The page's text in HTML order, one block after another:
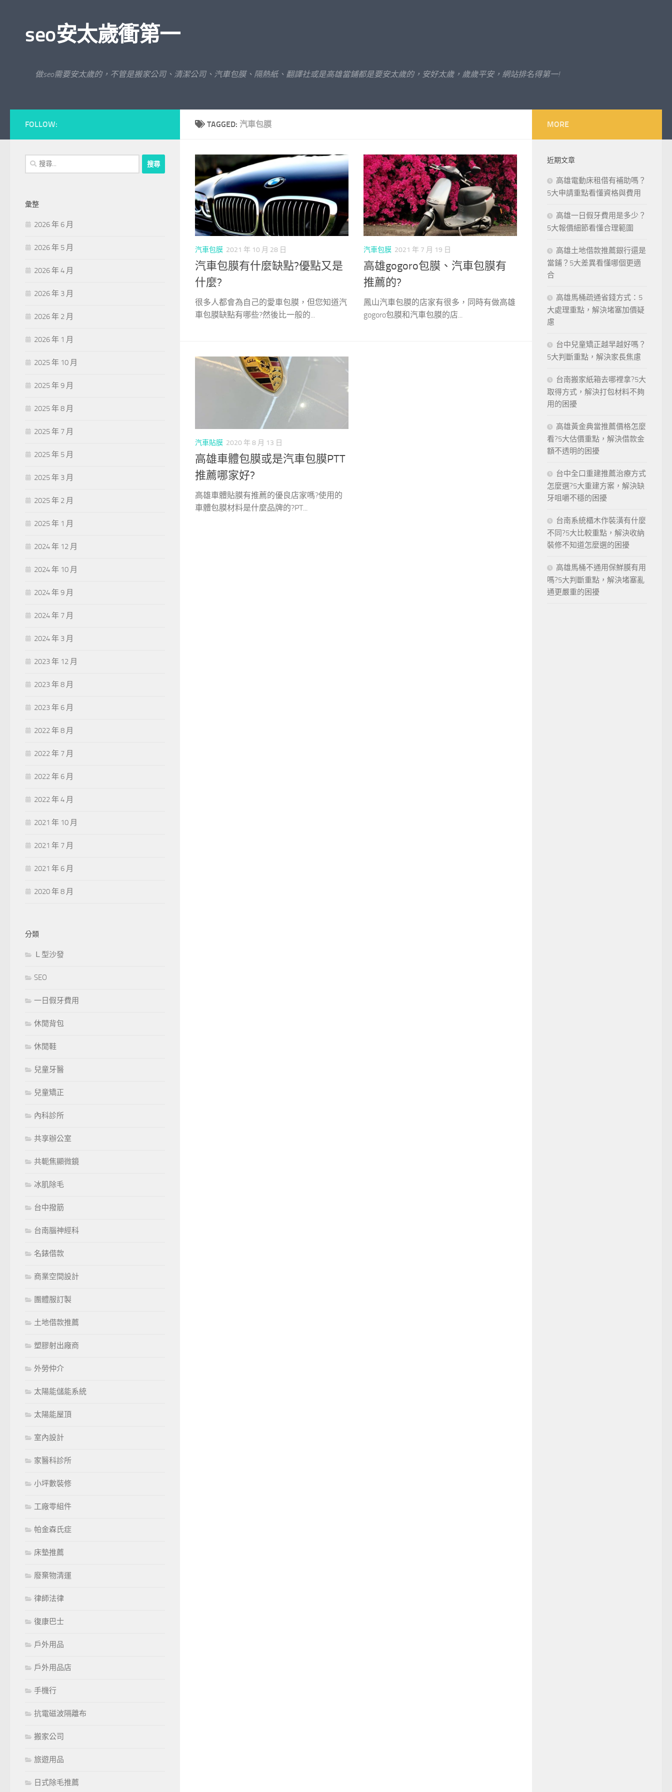
seo安太歲衝第一
做seo需要安太歲的，不管是搬家公司、清潔公司、汽車包膜、隔熱紙、翻譯社或是高雄當鋪都是要安太歲的，安好太歲，歲歲平安，網站排名得第一!
TAGGED: 汽車包膜
汽車包膜 2021 年 10 月 28 日
汽車包膜有什麼缺點?優點又是
什麼?
很多人都會為自己的愛車包膜，但您知道汽
車包膜缺點有哪些?然後比一般的...
汽車包膜 2021 年 7 月 19 日
高雄gogoro包膜、汽車包膜有
推薦的?
鳳山汽車包膜的店家有很多，同時有做高雄
gogoro包膜和汽車包膜的店...
汽車貼膜 2020 年 8 月 13 日
高雄車體包膜或是汽車包膜PTT
推薦哪家好?
高雄車體貼膜有推薦的優良店家嗎?使用的
車體包膜材料是什麼品牌的?PT...
FOLLOW:
搜
尋
字:
彙整
2026 年 6 月
2026 年 5 月
2026 年 4 月
2026 年 3 月
2026 年 2 月
2026 年 1 月
2025 年 10 月
2025 年 9 月
2025 年 8 月
2025 年 7 月
2025 年 5 月
2025 年 3 月
2025 年 2 月
2025 年 1 月
2024 年 12 月
2024 年 10 月
2024 年 9 月
2024 年 7 月
2024 年 3 月
2023 年 12 月
2023 年 8 月
2023 年 6 月
2022 年 8 月
2022 年 7 月
2022 年 6 月
2022 年 4 月
2021 年 10 月
2021 年 7 月
2021 年 6 月
2020 年 8 月
分類
Ｌ型沙發
SEO
一日假牙費用
休閒背包
休閒鞋
兒童牙醫
兒童矯正
內科診所
共享辦公室
共軛焦顯微鏡
冰肌除毛
台中撥筋
台南腦神經科
名錶借款
商業空間設計
團體服訂製
土地借款推薦
塑膠射出廠商
外勞仲介
太陽能儲能系統
太陽能屋頂
室內設計
家醫科診所
小坪數裝修
工廠零組件
帕金森氏症
床墊推薦
廢棄物清運
律師法律
復康巴士
戶外用品
戶外用品店
手機行
抗電磁波隔離布
搬家公司
旅遊用品
日式除毛推薦
MORE
近期文章
高雄電動床租借有補助嗎？
5大申請重點看懂資格與費用
高雄一日假牙費用是多少？
5大報價細節看懂合理範圍
高雄土地借款推薦銀行還是
當鋪？5大差異看懂哪個更適
合
高雄馬桶疏通省錢方式：5
大處理重點，解決堵塞加價疑
慮
台中兒童矯正越早越好嗎？
5大判斷重點，解決家長焦慮
台南搬家紙箱去哪裡拿?5大
取得方式，解決打包材料不夠
用的困擾
高雄黃金典當推薦價格怎麼
看?5大估價重點，解決借款金
額不透明的困擾
台中全口重建推薦治療方式
怎麼選?5大重建方案，解決缺
牙咀嚼不穩的困擾
台南系統櫃木作裝潢有什麼
不同?5大比較重點，解決收納
裝修不知道怎麼選的困擾
高雄馬桶不通用保鮮膜有用
嗎?5大判斷重點，解決堵塞亂
通更嚴重的困擾